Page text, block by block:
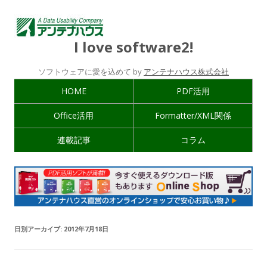
I love software2!
ソフトウェアに愛を込めて by アンテナハウス株式会社
HOME PDF活用
Office活用 Formatter/XML関係
連載記事 コラム
日別アーカイブ: 2012年7月18日